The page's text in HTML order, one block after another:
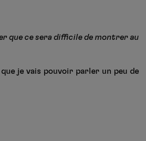
que ce sera difficile de montrer au
je vais pouvoir parler un peu de